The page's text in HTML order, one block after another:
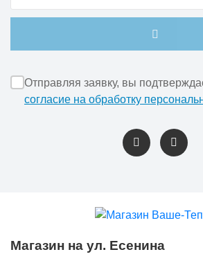
Отправляя заявку, вы
согласие на обработку
Магазин на ул. Есенина